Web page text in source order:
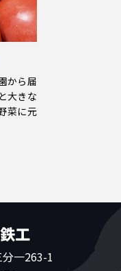
から届
大きな
菜に元
一263-1